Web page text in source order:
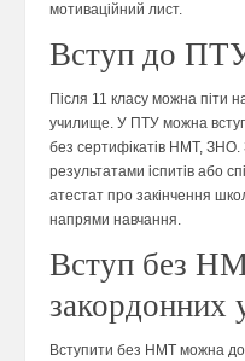
мотиваційний лист.
Вступ до
Після 11 класу можна піти
училище. У ПТУ можна
без сертифікатів НМТ, ЗНО.
результатами іспитів або
атестат про закінчення
напрями навчання.
Вступ без
закордонних
Вступити без НМТ можна до